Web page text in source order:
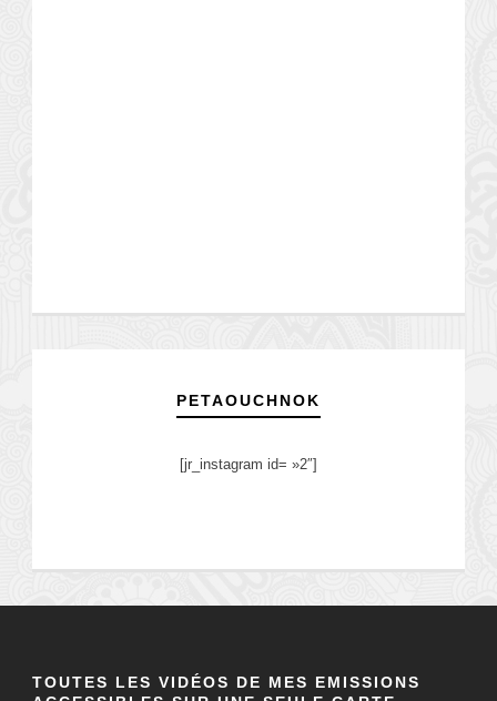
PETAOUCHNOK
[jr_instagram id= »2″]
TOUTES LES VIDÉOS DE MES EMISSIONS